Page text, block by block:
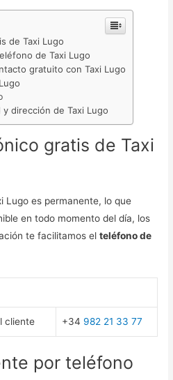
de Taxi Lugo
de Taxi Lugo
gratuito con Taxi Lugo
dirección de Taxi Lugo
gratis de Taxi
Lugo es permanente, lo que
en todo momento del día, los
te facilitamos elteléfono de
cliente +34 982 21 33 77
por teléfono